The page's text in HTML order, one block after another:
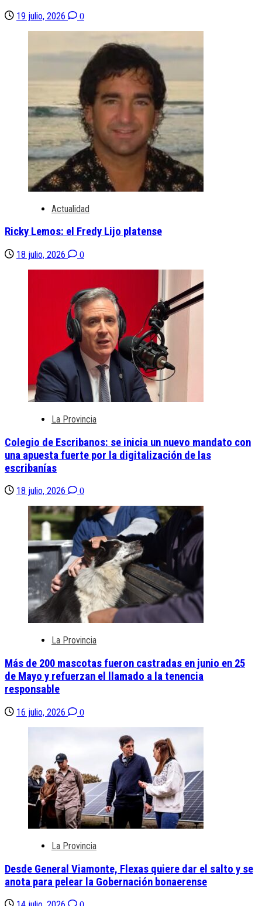
19 julio, 2026 0
Actualidad
Ricky Lemos: el Fredy Lijo platense
18 julio, 2026 0
La Provincia
Colegio de Escribanos: se inicia un nuevo mandato con
una apuesta fuerte por la digitalización de las
escribanías
18 julio, 2026 0
La Provincia
Más de 200 mascotas fueron castradas en junio en 25
de Mayo y refuerzan el llamado a la tenencia
responsable
16 julio, 2026 0
La Provincia
Desde General Viamonte, Flexas quiere dar el salto y se
anota para pelear la Gobernación bonaerense